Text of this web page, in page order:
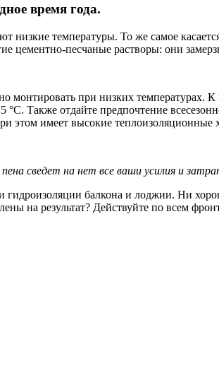
время года.
низкие температуры. То же самое
цементно-песчаные растворы: они
монтировать при низких температурах.
°С. Также отдайте предпочтение
этом имеет высокие теплоизоляционные
сведет на нет все ваши усилия и
гидроизоляции балкона и лоджии. Ни
на результат? Действуйте по всем